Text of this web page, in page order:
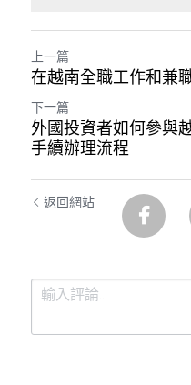
上一篇
在越南全職工作和兼
下一篇
外國投資者如何參與
手續辦理流程
返回網站